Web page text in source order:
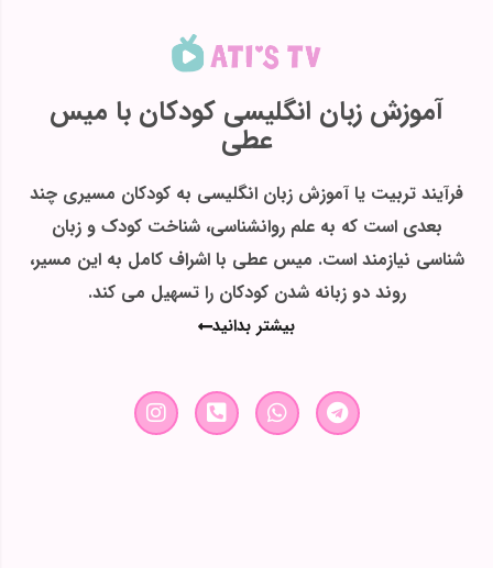
آموزش زبان انگلیسی کودکان با میس
عطی
فرآیند تربیت یا آموزش زبان انگلیسی به کودکان مسیری چند
بعدی است که به علم روانشناسی، شناخت کودک و زبان
شناسی نیازمند است. میس عطی با اشراف کامل به این مسیر،
روند دو زبانه شدن کودکان را تسهیل می کند.
بیشتر بدانید